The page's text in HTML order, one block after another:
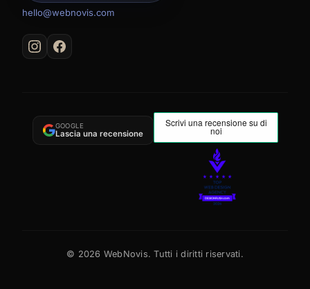
hello@webnovis.com
GOOGLE
Lascia una recensione
© 2026 WebNovis. Tutti i diritti riservati.